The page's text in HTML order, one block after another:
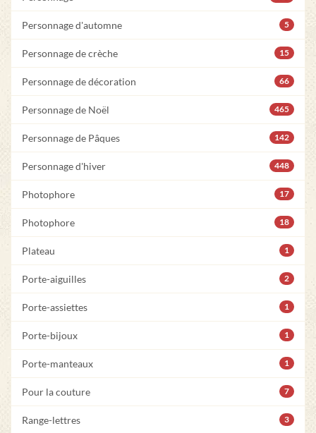
Personnage d'automne 5
Personnage de crèche 15
Personnage de décoration 66
Personnage de Noël 465
Personnage de Pâques 142
Personnage d'hiver 448
Photophore 17
Photophore 18
Plateau 1
Porte-aiguilles 2
Porte-assiettes 1
Porte-bijoux 1
Porte-manteaux 1
Pour la couture 7
Range-lettres 3